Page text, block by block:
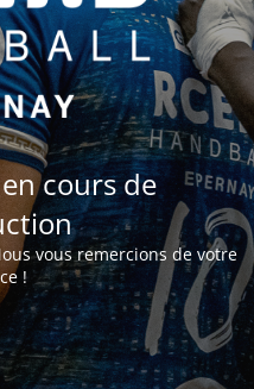
cours de
vous remercions de votre
!